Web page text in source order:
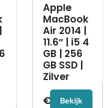
Apple
MacBook
Air 2014 |
11.6″ | i5 4
GB | 256
GB SSD |
Zilver
€ 139,99
Bekijk